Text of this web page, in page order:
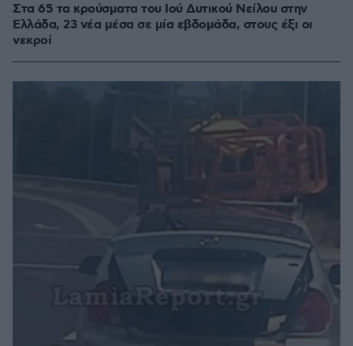
Στα 65 τα κρούσματα του Ιού Δυτικού Νείλου στην
Ελλάδα, 23 νέα μέσα σε μία εβδομάδα, στους έξι οι
νεκροί